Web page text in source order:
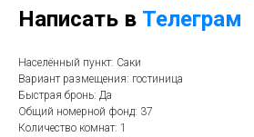
Написать в Телеграм
Населённый пункт: Саки
Вариант размещения: гостиница
Быстрая бронь: Да
Общий номерной фонд: 37
Количество комнат: 1